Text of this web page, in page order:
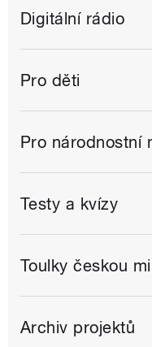
Digitální rádio
Pro děti
Pro národnostní
Testy a kvízy
Toulky českou
Archiv projektů